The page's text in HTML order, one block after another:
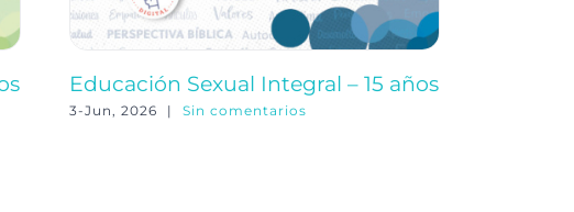
Educación Sexual Integral – 15 años
3-Jun, 2026 | Sin comentarios